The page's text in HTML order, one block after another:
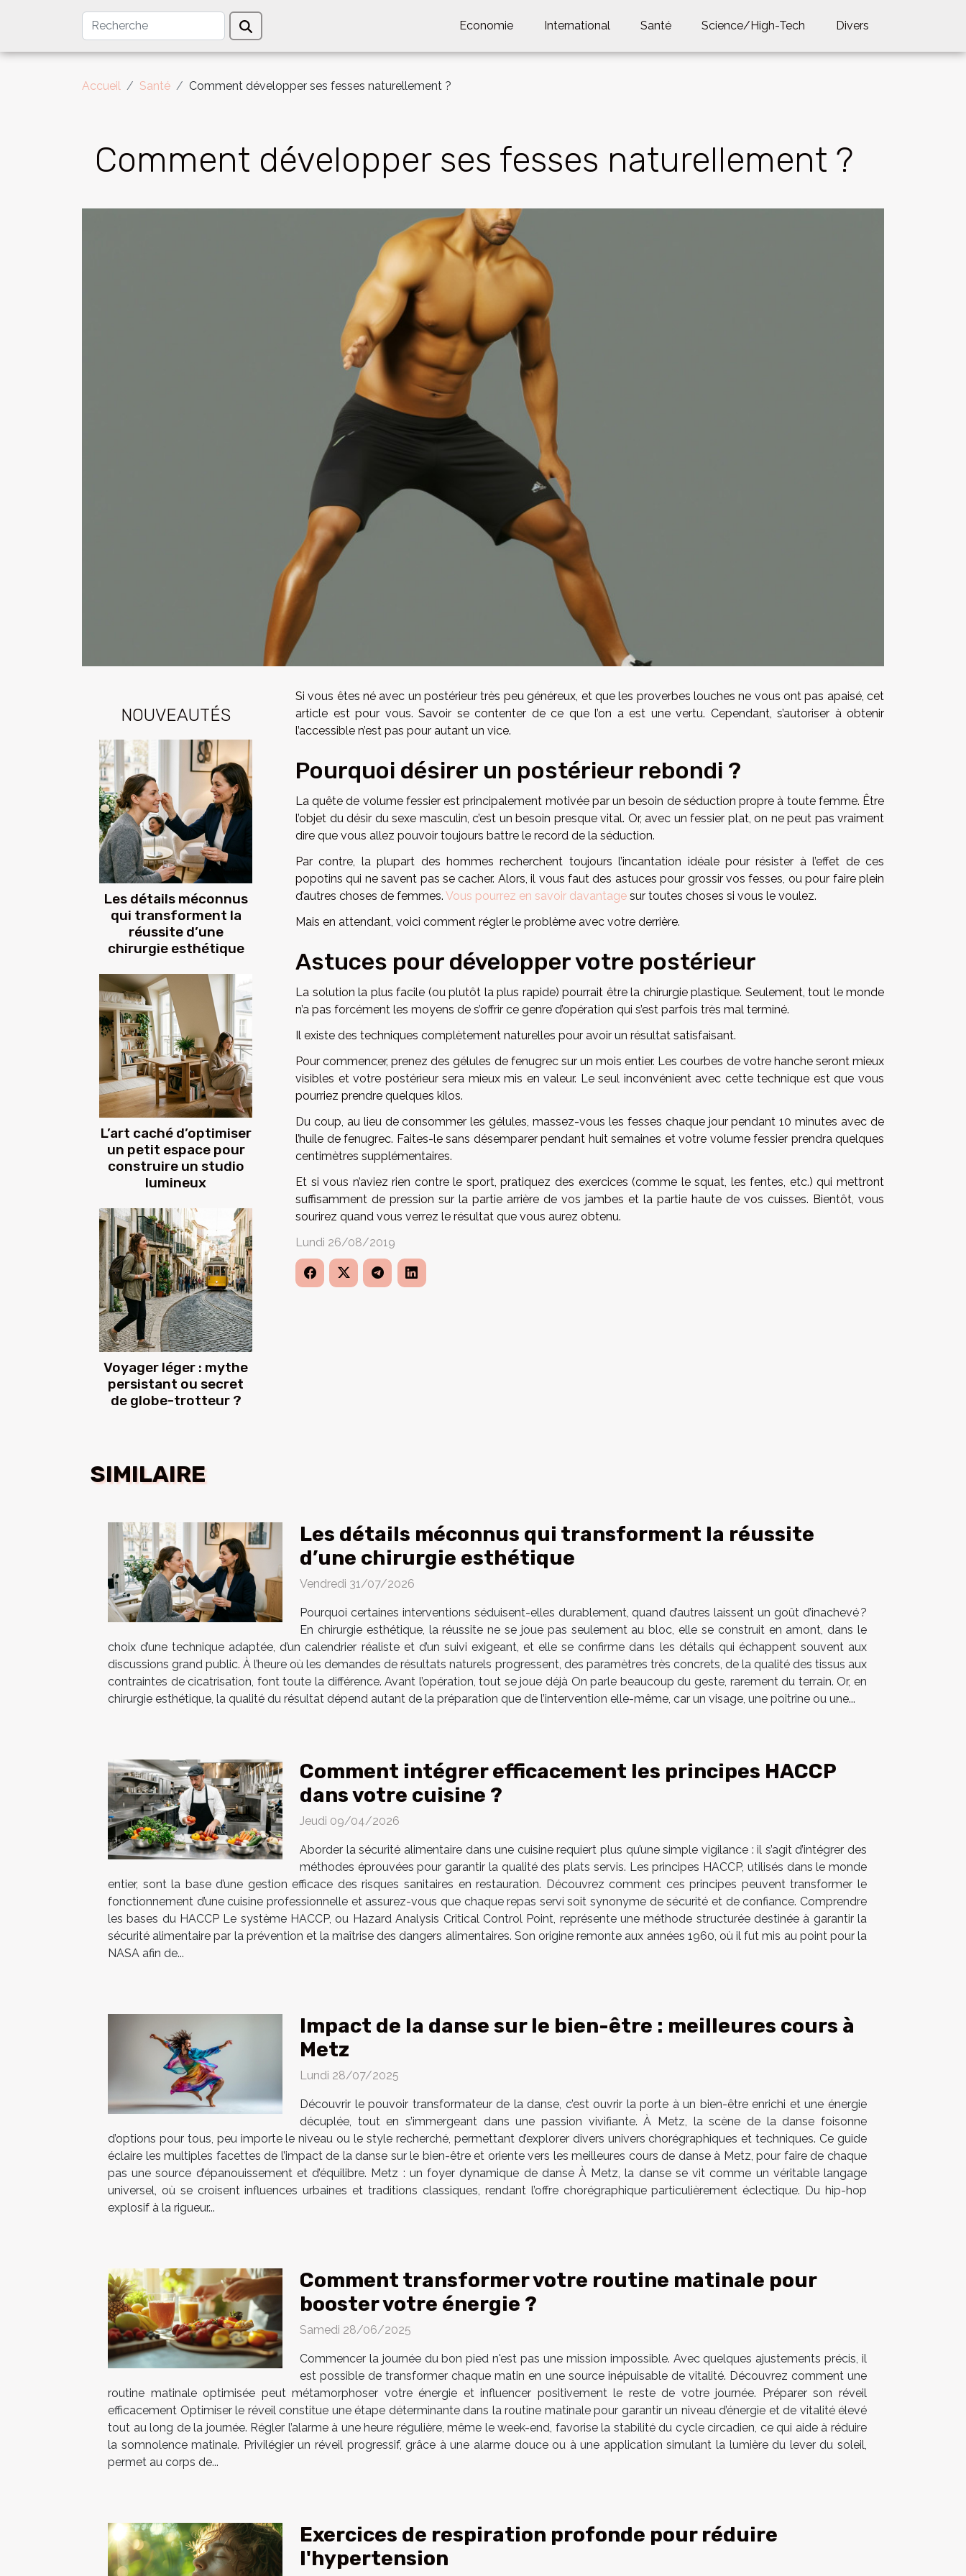
Economie International Santé Science/High-Tech Divers
Accueil Santé Comment développer ses fesses naturellement ?
Comment développer ses fesses naturellement ?
NOUVEAUTÉS
Les détails méconnus
qui transforment la
réussite d’une
chirurgie esthétique
L’art caché d’optimiser
un petit espace pour
construire un studio
lumineux
Voyager léger : mythe
persistant ou secret
de globe-trotteur ?
Si vous êtes né avec un postérieur très peu généreux, et que les proverbes louches ne vous ont pas apaisé, cet
article est pour vous. Savoir se contenter de ce que l’on a est une vertu. Cependant, s’autoriser à obtenir
l’accessible n’est pas pour autant un vice.
Pourquoi désirer un postérieur rebondi ?
La quête de volume fessier est principalement motivée par un besoin de séduction propre à toute femme. Être
l’objet du désir du sexe masculin, c’est un besoin presque vital. Or, avec un fessier plat, on ne peut pas vraiment
dire que vous allez pouvoir toujours battre le record de la séduction.
Par contre, la plupart des hommes recherchent toujours l’incantation idéale pour résister à l’effet de ces
popotins qui ne savent pas se cacher. Alors, il vous faut des astuces pour grossir vos fesses, ou pour faire plein
d’autres choses de femmes. Vous pourrez en savoir davantage sur toutes choses si vous le voulez.
Mais en attendant, voici comment régler le problème avec votre derrière.
Astuces pour développer votre postérieur
La solution la plus facile (ou plutôt la plus rapide) pourrait être la chirurgie plastique. Seulement, tout le monde
n’a pas forcément les moyens de s’offrir ce genre d’opération qui s’est parfois très mal terminé.
Il existe des techniques complètement naturelles pour avoir un résultat satisfaisant.
Pour commencer, prenez des gélules de fenugrec sur un mois entier. Les courbes de votre hanche seront mieux
visibles et votre postérieur sera mieux mis en valeur. Le seul inconvénient avec cette technique est que vous
pourriez prendre quelques kilos.
Du coup, au lieu de consommer les gélules, massez-vous les fesses chaque jour pendant 10 minutes avec de
l’huile de fenugrec. Faites-le sans désemparer pendant huit semaines et votre volume fessier prendra quelques
centimètres supplémentaires.
Et si vous n’aviez rien contre le sport, pratiquez des exercices (comme le squat, les fentes, etc.) qui mettront
suffisamment de pression sur la partie arrière de vos jambes et la partie haute de vos cuisses. Bientôt, vous
sourirez quand vous verrez le résultat que vous aurez obtenu.
Lundi 26/08/2019
SIMILAIRE
Les détails méconnus qui transforment la réussite
d’une chirurgie esthétique
Vendredi 31/07/2026
Pourquoi certaines interventions séduisent-elles durablement, quand d’autres laissent un goût d’inachevé ?
En chirurgie esthétique, la réussite ne se joue pas seulement au bloc, elle se construit en amont, dans le
choix d’une technique adaptée, d’un calendrier réaliste et d’un suivi exigeant, et elle se confirme dans les détails qui échappent souvent aux
discussions grand public. À l’heure où les demandes de résultats naturels progressent, des paramètres très concrets, de la qualité des tissus aux
contraintes de cicatrisation, font toute la différence. Avant l’opération, tout se joue déjà On parle beaucoup du geste, rarement du terrain. Or, en
chirurgie esthétique, la qualité du résultat dépend autant de la préparation que de l’intervention elle-même, car un visage, une poitrine ou une...
Comment intégrer efficacement les principes HACCP
dans votre cuisine ?
Jeudi 09/04/2026
Aborder la sécurité alimentaire dans une cuisine requiert plus qu’une simple vigilance : il s’agit d’intégrer des
méthodes éprouvées pour garantir la qualité des plats servis. Les principes HACCP, utilisés dans le monde
entier, sont la base d’une gestion efficace des risques sanitaires en restauration. Découvrez comment ces principes peuvent transformer le
fonctionnement d’une cuisine professionnelle et assurez-vous que chaque repas servi soit synonyme de sécurité et de confiance. Comprendre
les bases du HACCP Le système HACCP, ou Hazard Analysis Critical Control Point, représente une méthode structurée destinée à garantir la
sécurité alimentaire par la prévention et la maîtrise des dangers alimentaires. Son origine remonte aux années 1960, où il fut mis au point pour la
NASA afin de...
Impact de la danse sur le bien-être : meilleures cours à
Metz
Lundi 28/07/2025
Découvrir le pouvoir transformateur de la danse, c’est ouvrir la porte à un bien-être enrichi et une énergie
décuplée, tout en s’immergeant dans une passion vivifiante. À Metz, la scène de la danse foisonne
d’options pour tous, peu importe le niveau ou le style recherché, permettant d’explorer divers univers chorégraphiques et techniques. Ce guide
éclaire les multiples facettes de l’impact de la danse sur le bien-être et oriente vers les meilleures cours de danse à Metz, pour faire de chaque
pas une source d’épanouissement et d’équilibre. Metz : un foyer dynamique de danse À Metz, la danse se vit comme un véritable langage
universel, où se croisent influences urbaines et traditions classiques, rendant l’offre chorégraphique particulièrement éclectique. Du hip-hop
explosif à la rigueur...
Comment transformer votre routine matinale pour
booster votre énergie ?
Samedi 28/06/2025
Commencer la journée du bon pied n'est pas une mission impossible. Avec quelques ajustements précis, il
est possible de transformer chaque matin en une source inépuisable de vitalité. Découvrez comment une
routine matinale optimisée peut métamorphoser votre énergie et influencer positivement le reste de votre journée. Préparer son réveil
efficacement Optimiser le réveil constitue une étape déterminante dans la routine matinale pour garantir un niveau d’énergie et de vitalité élevé
tout au long de la journée. Régler l’alarme à une heure régulière, même le week-end, favorise la stabilité du cycle circadien, ce qui aide à réduire
la somnolence matinale. Privilégier un réveil progressif, grâce à une alarme douce ou à une application simulant la lumière du lever du soleil,
permet au corps de...
Exercices de respiration profonde pour réduire
l'hypertension